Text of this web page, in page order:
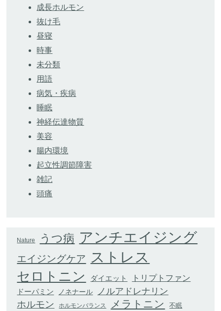
成長ホルモン
抜け毛
昼寝
時事
未分類
用語
病気・疾病
睡眠
神経伝達物質
美容
腸内環境
起立性調節障害
雑記
頭痛
Nature うつ病 アンチエイジング
エイジングケア ストレス
セロトニン ダイエット トリプトファン
ドーパミン ノネナール ノルアドレナリン
ホルモン ホルモンバランス メラトニン 不眠